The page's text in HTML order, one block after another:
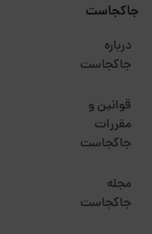
جاکجاست
درباره
جاکجاست
قوانین و
مقررات
جاکجاست
مجله
جاکجاست